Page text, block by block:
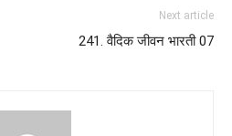
Next article
241. वैदिक जीवन भारती 07